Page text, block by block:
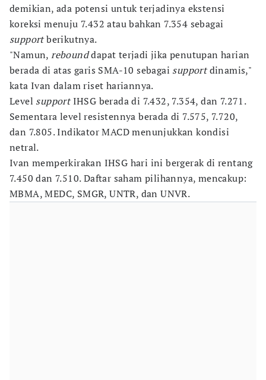
demikian, ada potensi untuk terjadinya ekstensi
koreksi menuju 7.432 atau bahkan 7.354 sebagai
supportberikutnya.
"Namun,rebounddapat terjadi jika penutupan harian
berada di atas garis SMA-10 sebagai supportdinamis,"
kata Ivan dalam riset hariannya.
Level supportIHSG berada di 7.432, 7.354, dan 7.271.
Sementara level resistennya berada di 7.575, 7.720,
dan 7.805. Indikator MACD menunjukkan kondisi
netral.
Ivan memperkirakan IHSG hari ini bergerak di rentang
7.450 dan 7.510. Daftar saham pilihannya, mencakup:
MBMA, MEDC, SMGR, UNTR, dan UNVR.